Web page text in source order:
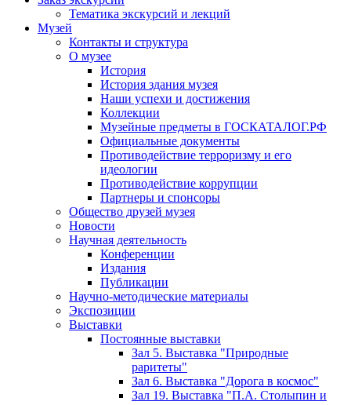
Тематика экскурсий и лекций
Музей
Контакты и структура
О музее
История
История здания музея
Наши успехи и достижения
Коллекции
Музейные предметы в ГОСКАТАЛОГ.РФ
Официальные документы
Противодействие терроризму и его
идеологии
Противодействие коррупции
Партнеры и спонсоры
Общество друзей музея
Новости
Научная деятельность
Конференции
Издания
Публикации
Научно-методические материалы
Экспозиции
Выставки
Постоянные выставки
Зал 5. Выставка "Природные
раритеты"
Зал 6. Выставка "Дорога в космос"
Зал 19. Выставка "П.А. Столыпин и